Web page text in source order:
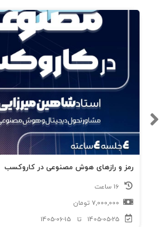
رمز و رازهای هوش مصنوعی در کاروکسب
7,000,000 تومان
1405-05-25
تا 1405-06-15